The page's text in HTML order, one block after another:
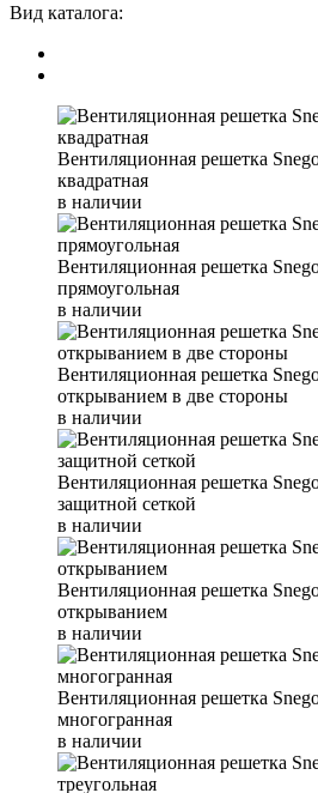
Вид каталога:
Вентиляционная решетка
квадратная
в наличии
Вентиляционная решетка
прямоугольная
в наличии
Вентиляционная решетка
открыванием в две стороны
в наличии
Вентиляционная решетка
защитной сеткой
в наличии
Вентиляционная решетка
открыванием
в наличии
Вентиляционная решетка
многогранная
в наличии